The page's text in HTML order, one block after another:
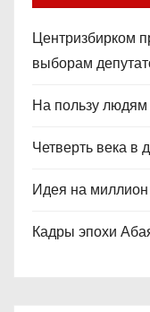
Центризбирком
выборам
На пользу людям
Четверть века в
Идея на миллион
Кадры эпохи